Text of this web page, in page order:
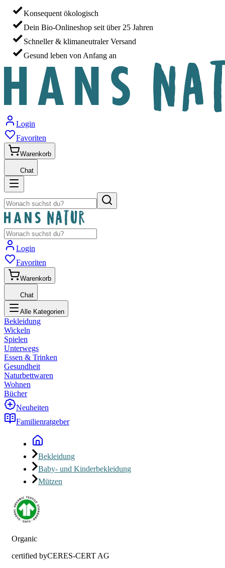
Konsequent ökologisch
Dein Bio-Onlineshop seit über 25 Jahren
Schneller & klimaneutraler Versand
Gesund leben von Anfang an
Login
Favoriten
Warenkorb
Chat
Login
Favoriten
Warenkorb
Chat
Alle Kategorien
Bekleidung
Wickeln
Spielen
Unterwegs
Essen & Trinken
Gesundheit
Naturbettwaren
Wohnen
Bücher
Neuheiten
Familienratgeber
Bekleidung
Baby- und Kinderbekleidung
Mützen
Organic
certified byCERES-CERT AG